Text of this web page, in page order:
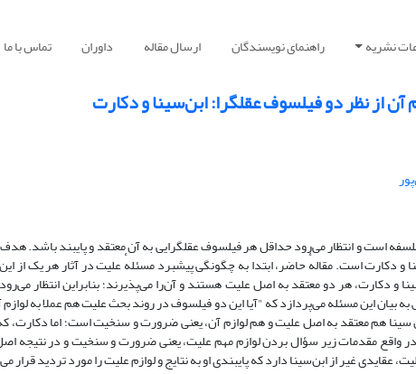
نشریه راهنمای نویسندگان ارسال مقاله داوران تماس با ما
آن از نظر دو فیلسوف عقلگرا: ابن‌سینا و دکارت
است و انتظار می‌رود حداقل هر فیلسوف عقلگرایی به آن معتقد و پایبند باشد.
و دکارت است. مقالهٔ حاضر، ابتدا به چگونگی پیشبرد مسئلهٔ علیت در آثار هر یک از
و دکارت، هر دو معتقد به اصل علیت هستند و آن‌را می‌پذیرند؛ بنابراین انتظار
این مسئله می‌پردازد که "آیا این دو فیلسوف در روند بحث علیت هم عملا به لوازم
هم معتقد به اصل علیت و هم لوازم آن، یعنی ضرورت و سنخیت است؛ اما دکارت،
واقع مقدمات زیر سؤال بردن لوازم مهم علیت، یعنی ضرورت و سنخیت و در نتیجه
عقایدی غیر از ابن‌سینا دارد که پایبندی او به نتایج و لوازم علیت را مورد تردید قرار